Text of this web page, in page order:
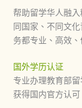
帮助留学华人融
同国家、不同文
务都专业、高效、
国外学历认证
专业办理教育部
获得国内官方认可